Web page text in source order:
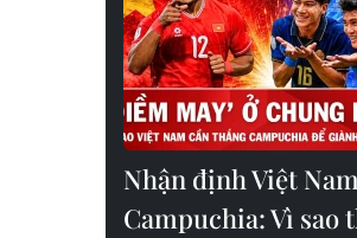
Nhận định Việt
Campuchia: Vì sao